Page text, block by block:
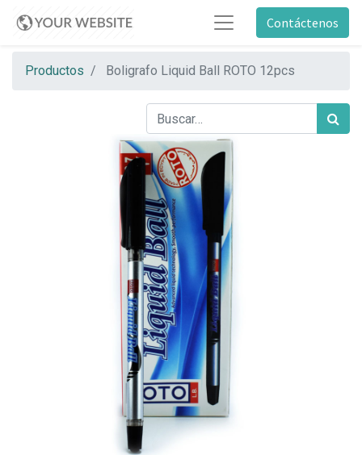
Contáctenos
Productos Boligrafo Liquid Ball ROTO 12pcs